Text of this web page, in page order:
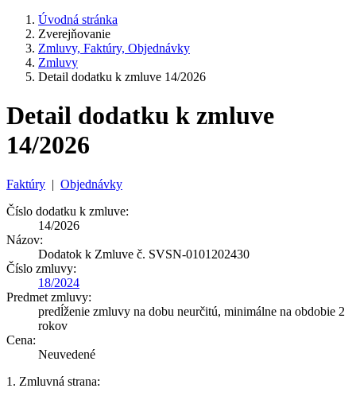
Úvodná stránka
Zverejňovanie
Zmluvy, Faktúry, Objednávky
Zmluvy
Detail dodatku k zmluve 14/2026
Detail dodatku k zmluve
14/2026
Faktúry | Objednávky
Číslo dodatku k zmluve:
14/2026
Názov:
Dodatok k Zmluve č. SVSN-0101202430
Číslo zmluvy:
18/2024
Predmet zmluvy:
predĺženie zmluvy na dobu neurčitú, minimálne na obdobie 2
rokov
Cena:
Neuvedené
1. Zmluvná strana: